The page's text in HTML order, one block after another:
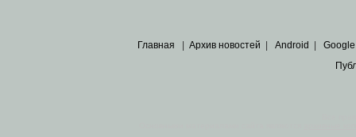
Главная Архив новостей Android Google